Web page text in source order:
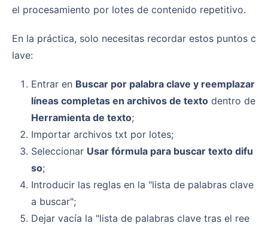
el procesamiento por lotes de contenido repetitivo.
En la práctica, solo necesitas recordar estos puntos c
lave:
Entrar en Buscar por palabra clave y reemplazar
líneas completas en archivos de texto dentro de
Herramienta de texto;
Importar archivos txt por lotes;
Seleccionar Usar fórmula para buscar texto difu
so;
Introducir las reglas en la "lista de palabras clave
a buscar";
Dejar vacía la "lista de palabras clave tras el ree